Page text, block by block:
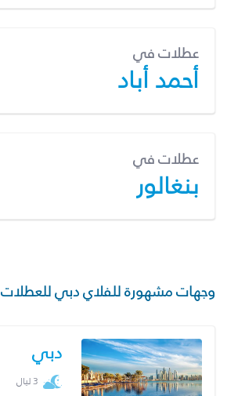
عطلات في
أحمد أباد
عطلات في
بنغالور
وجهات مشهورة للفلاي دبي للعطلات
دبي
3 ليال